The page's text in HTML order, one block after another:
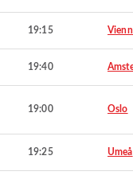
19:15
19:40
19:00 Oslo
19:25 Umeå